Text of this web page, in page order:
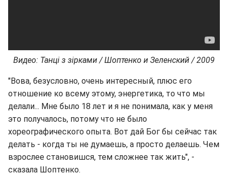
Видео: Танці з зірками / Шоптенко и Зеленский / 2009
"Вова, безусловно, очень интересный, плюс его
отношение ко всему этому, энергетика, то что мы
делали... Мне было 18 лет и я не понимала, как у меня
это получалось, потому что не было
хореографического опыта. Вот дай Бог бы сейчас так
делать - когда ты не думаешь, а просто делаешь. Чем
взрослее становишся, тем сложнее так жить", -
сказала Шоптенко.